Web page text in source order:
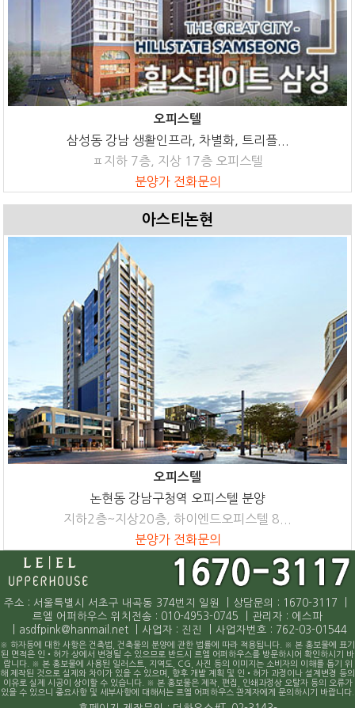
오피스텔
삼성동 강남 생활인프라, 차별화, 트리플...
ㅍ지하 7층, 지상 17층 오피스텔
분양가 전화문의
아스티논현
오피스텔
논현동 강남구청역 오피스텔 분양
지하2층~지상20층, 하이엔드오피스텔 8...
분양가 전화문의
주소 : 서울특별시 서초구 내곡동 374번지 일원 상담문의 : 1670-3117
르엘 어퍼하우스 위치전송 : 010-4953-0745
관리자 : 에스파
asdfpink@hanmail.net 사업자 : 진진 사업자번호 : 762-03-01544
※ 하자등에 대한 사항은 건축법, 건축물의 분양에 관한 법률에 따라 적용됩니다. ※ 본 홍보물에 표기
된 면적은 인•허가 상에서 변경될 수 있으므로 반드시 르엘 어퍼하우스를 방문하시어 확인하시기 바
랍니다. ※ 본 홍보물에 사용된 일러스트, 지역도, CG, 사진 등의 이미지는 소비자의 이해를 돕기 위
해 제작된 것으로 실제와 차이가 있을 수 있으며, 향후 개발 계획 및 인•허가 과정이나 설계변경 등의
이유로 실제 시공이 상이할 수 있습니다. ※ 본 홍보물은 제작, 편집, 인쇄과정상 오탈자 등의 오류가
있을 수 있으니 중요사항 및 세부사항에 대해서는 르엘 어퍼하우스 관계자에게 문의하시기 바랍니다.